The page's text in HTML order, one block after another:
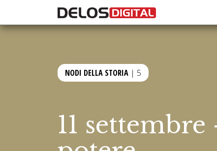
NODI DELLA STORIA | 5
11